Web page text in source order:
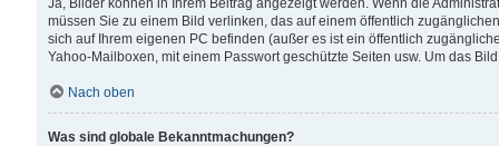
Ja, Bilder können in Ihrem Beitrag angezeigt werden. Wenn die
müssen Sie zu einem Bild verlinken, das auf einem öffentlich
sich auf Ihrem eigenen PC befinden (außer es ist ein öffentlich
Yahoo-Mailboxen, mit einem Passwort geschützte Seiten usw. Um das
Nach oben
Was sind globale Bekanntmachungen?